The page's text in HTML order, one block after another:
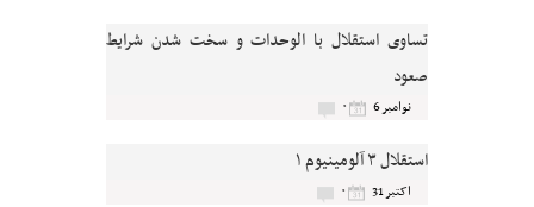
تساوی استقلال با الوحدات و سخت شدن شرایط
صعود
نوامبر 6 ۰
استقلال ۳ آلومینیوم ۱
اکتبر 31 ۰